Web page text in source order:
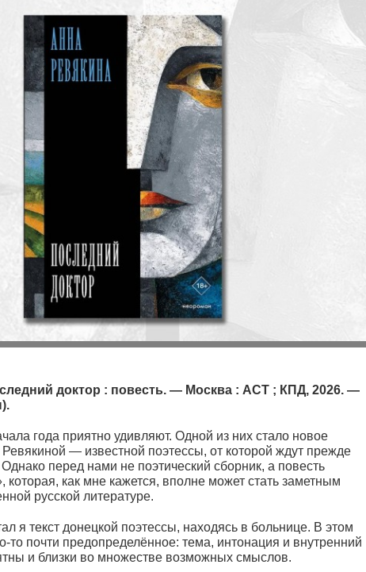
доктор : повесть. — Москва : АСТ ; КПД, 2026. —
года приятно удивляют. Одной из них стало новое
— известной поэтессы, от которой ждут прежде
перед нами не поэтический сборник, а повесть
которая, как мне кажется, вполне может стать заметным
русской литературе.
я текст донецкой поэтессы, находясь в больнице. В этом
то почти предопределённое: тема, интонация и внутренний
и близки во множестве возможных смыслов.